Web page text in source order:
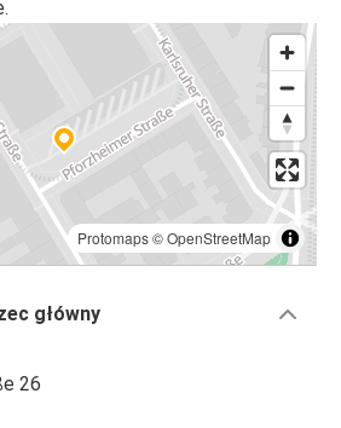
Protomaps©OpenStreetMap
główny
26